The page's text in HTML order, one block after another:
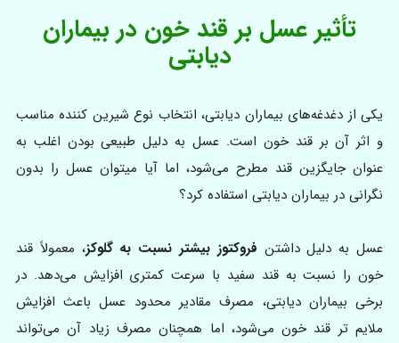
تأثیر عسل بر قند خون در بیماران
دیابتی
یکی از دغدغه‌های بیماران دیابتی، انتخاب نوع شیرین کننده مناسب
و اثر آن بر قند خون است. عسل به دلیل طبیعی بودن اغلب به
عنوان جایگزین قند مطرح می‌شود، اما آیا میتوان عسل را بدون
نگرانی در بیماران دیابتی استفاده کرد؟
عسل به دلیل داشتن فروکتوز بیشتر نسبت به گلوکز، معمولاً قند
خون را نسبت به قند سفید با سرعت کمتری افزایش می‌دهد. در
برخی بیماران دیابتی، مصرف مقادیر محدود عسل باعث افزایش
ملایم تر قند خون می‌شود، اما همچنان مصرف زیاد آن می‌تواند